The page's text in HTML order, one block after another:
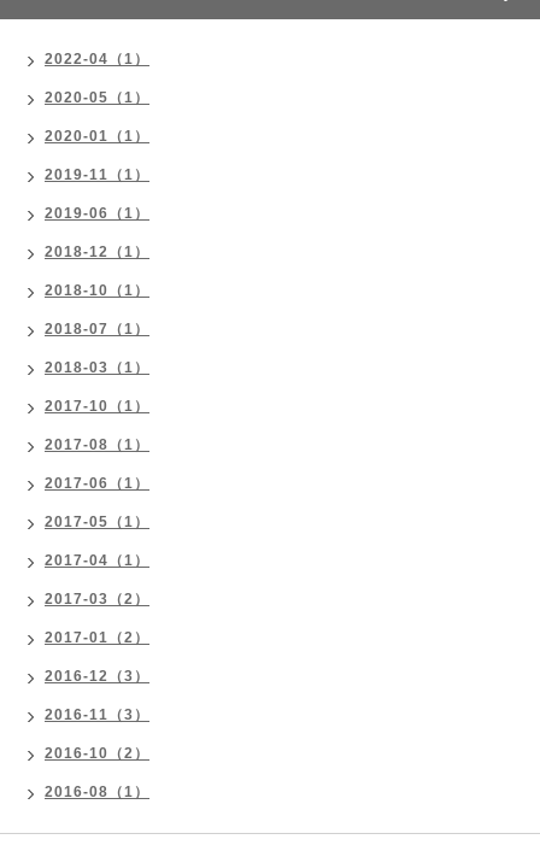
2022-04（1）
2020-05（1）
2020-01（1）
2019-11（1）
2019-06（1）
2018-12（1）
2018-10（1）
2018-07（1）
2018-03（1）
2017-10（1）
2017-08（1）
2017-06（1）
2017-05（1）
2017-04（1）
2017-03（2）
2017-01（2）
2016-12（3）
2016-11（3）
2016-10（2）
2016-08（1）